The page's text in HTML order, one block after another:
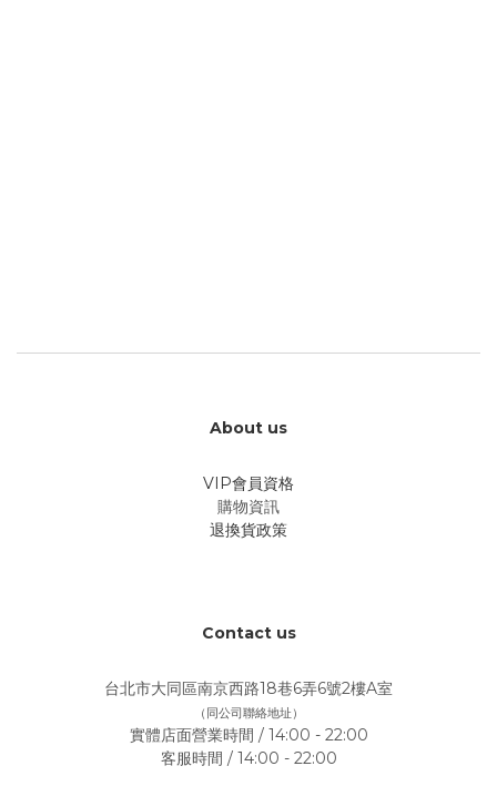
About us
VIP會員資格
購物資訊
退換貨政策
Contact us
台北市大同區南京西路18巷6弄6號2樓A室
（同公司聯絡地址）
實體店面營業時間 / 14:00 - 22:00
客服時間 / 14:00 - 22:00